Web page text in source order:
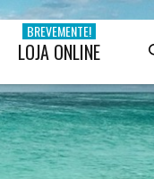
LOJA ONLINE
BREVEMENTE!